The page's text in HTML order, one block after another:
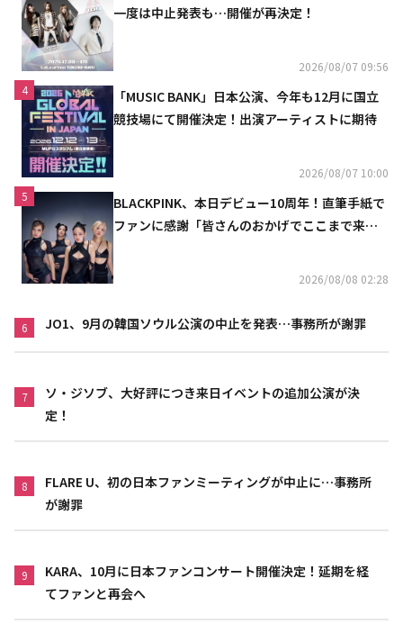
一度は中止発表も…開催が再決定！
2026/08/07 09:56
4
「MUSIC BANK」日本公演、今年も12月に国立
競技場にて開催決定！出演アーティストに期待
2026/08/07 10:00
5
BLACKPINK、本日デビュー10周年！直筆手紙で
ファンに感謝「皆さんのおかげでここまで来ら
2026/08/08 02:28
6 JO1、9月の韓国ソウル公演の中止を発表…事務所が謝罪
7
ソ・ジソブ、大好評につき来日イベントの追加公演が決
定！
8
FLARE U、初の日本ファンミーティングが中止に…事務所
が謝罪
9
KARA、10月に日本ファンコンサート開催決定！延期を経
てファンと再会へ